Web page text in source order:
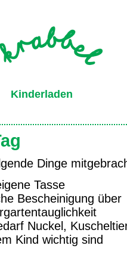
Kinderladen
Dinge
Tasse
Bescheinigung über
Nuckel,
Kind wichtig sind